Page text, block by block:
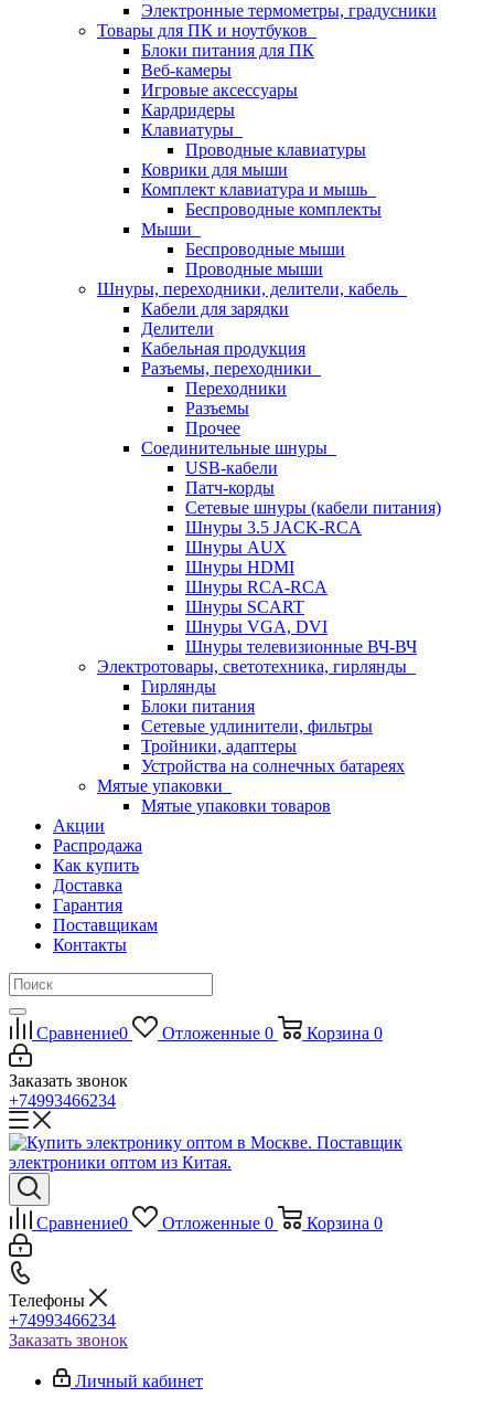
Электронные термометры, градусники
Товары для ПК и ноутбуков
Блоки питания для ПК
Веб-камеры
Игровые аксессуары
Кардридеры
Клавиатуры
Проводные клавиатуры
Коврики для мыши
Комплект клавиатура и мышь
Беспроводные комплекты
Мыши
Беспроводные мыши
Проводные мыши
Шнуры, переходники, делители, кабель
Кабели для зарядки
Делители
Кабельная продукция
Разъемы, переходники
Переходники
Разъемы
Прочее
Соединительные шнуры
USB-кабели
Патч-корды
Сетевые шнуры (кабели питания)
Шнуры 3.5 JACK-RCA
Шнуры AUX
Шнуры HDMI
Шнуры RCA-RCA
Шнуры SCART
Шнуры VGA, DVI
Шнуры телевизионные ВЧ-ВЧ
Электротовары, светотехника, гирлянды
Гирлянды
Блоки питания
Сетевые удлинители, фильтры
Тройники, адаптеры
Устройства на солнечных батареях
Мятые упаковки
Мятые упаковки товаров
Акции
Распродажа
Как купить
Доставка
Гарантия
Поставщикам
Контакты
Сравнение0 Отложенные 0 Корзина 0
Заказать звонок
+74993466234
Сравнение0 Отложенные 0 Корзина 0
Телефоны
+74993466234
Заказать звонок
Личный кабинет